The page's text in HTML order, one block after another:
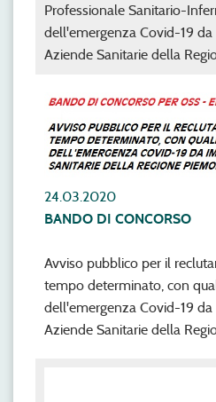
Professionale Sanitario-
dell'emergenza Covid-19
Aziende Sanitarie della
24.03.2020
BANDO DI CONCORSO
Avviso pubblico per il
tempo determinato, con
dell'emergenza Covid-19
Aziende Sanitarie della